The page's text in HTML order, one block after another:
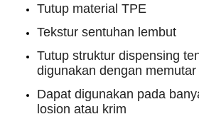
Tutup material TPE
Tekstur sentuhan lembut
Tutup struktur dispensing
digunakan dengan memutar
Dapat digunakan pada
losion atau krim